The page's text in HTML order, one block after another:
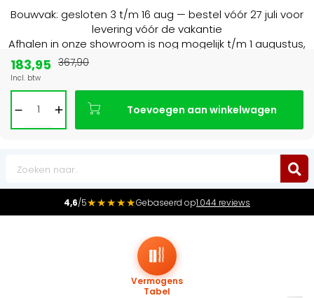
Bouwvak: gesloten 3 t/m 16 aug — bestel vóór 27 juli voor
levering vóór de vakantie
Afhalen in onze showroom is nog mogelijk t/m 1 augustus,
4,6/5★★★★★Gebaseerd op1.044 reviews
Vermogens
Tabel
183,95
Incl. btw
367,90
Toevoegen aan winkelwagen